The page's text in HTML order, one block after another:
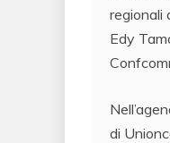
regionali
Edy
di